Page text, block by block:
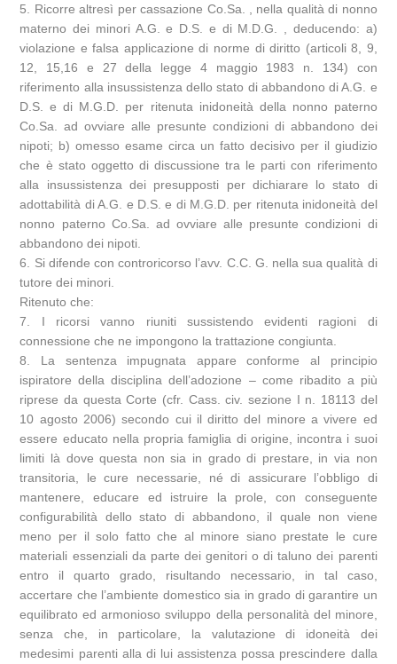
5. Ricorre altresì per cassazione Co.Sa. , nella qualità di nonno
materno dei minori A.G. e D.S. e di M.D.G. , deducendo: a)
violazione e falsa applicazione di norme di diritto (articoli 8, 9,
12, 15,16 e 27 della legge 4 maggio 1983 n. 134) con
riferimento alla insussistenza dello stato di abbandono di A.G. e
D.S. e di M.G.D. per ritenuta inidoneità della nonno paterno
Co.Sa. ad ovviare alle presunte condizioni di abbandono dei
nipoti; b) omesso esame circa un fatto decisivo per il giudizio
che è stato oggetto di discussione tra le parti con riferimento
alla insussistenza dei presupposti per dichiarare lo stato di
adottabilità di A.G. e D.S. e di M.G.D. per ritenuta inidoneità del
nonno paterno Co.Sa. ad ovviare alle presunte condizioni di
abbandono dei nipoti.
6. Si difende con controricorso l’avv. C.C. G. nella sua qualità di
tutore dei minori.
Ritenuto che:
7. I ricorsi vanno riuniti sussistendo evidenti ragioni di
connessione che ne impongono la trattazione congiunta.
8. La sentenza impugnata appare conforme al principio
ispiratore della disciplina dell’adozione – come ribadito a più
riprese da questa Corte (cfr. Cass. civ. sezione I n. 18113 del
10 agosto 2006) secondo cui il diritto del minore a vivere ed
essere educato nella propria famiglia di origine, incontra i suoi
limiti là dove questa non sia in grado di prestare, in via non
transitoria, le cure necessarie, né di assicurare l’obbligo di
mantenere, educare ed istruire la prole, con conseguente
configurabilità dello stato di abbandono, il quale non viene
meno per il solo fatto che al minore siano prestate le cure
materiali essenziali da parte dei genitori o di taluno dei parenti
entro il quarto grado, risultando necessario, in tal caso,
accertare che l’ambiente domestico sia in grado di garantire un
equilibrato ed armonioso sviluppo della personalità del minore,
senza che, in particolare, la valutazione di idoneità dei
medesimi parenti alla di lui assistenza possa prescindere dalla